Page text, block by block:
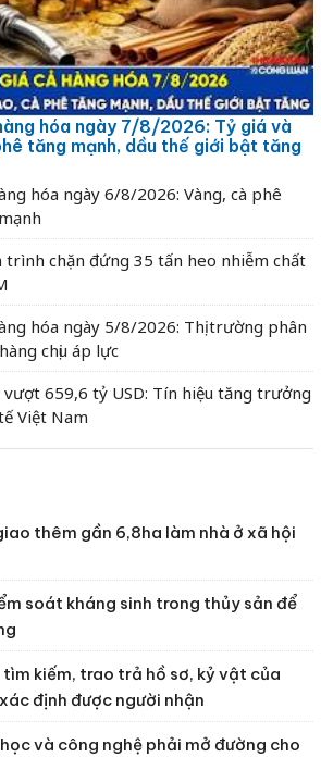
hóa ngày 7/8/2026: Tỷ giá và
tăng mạnh, dầu thế giới bật tăng
hóa ngày 6/8/2026: Vàng, cà phê
trình chặn đứng 35 tấn heo nhiễm chất
hóa ngày 5/8/2026: Thị trường phân
chịu áp lực
vượt 659,6 tỷ USD: Tín hiệu tăng trưởng
Việt Nam
thêm gần 6,8ha làm nhà ở xã hội
soát kháng sinh trong thủy sản để
kiếm, trao trả hồ sơ, kỷ vật của
định được người nhận
và công nghệ phải mở đường cho